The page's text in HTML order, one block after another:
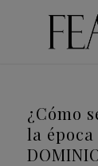
¿Cómo
la